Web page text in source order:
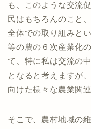
も、このような交流
民はもちろんのこと
全体での取り組みと
等の農の６次産業化
て、特に私は交流の
となると考えますが
向けた様々な農業関
そこで、農村地域の